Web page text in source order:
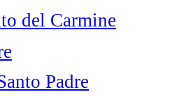
del Carmine
Padre